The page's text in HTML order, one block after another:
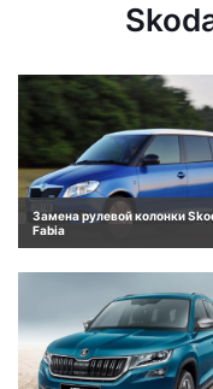
Замена рулевой колонки
Fabia